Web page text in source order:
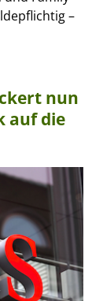
–
nun
auf die